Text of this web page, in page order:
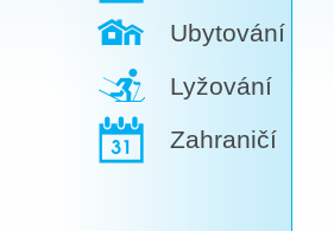
Ubytování
Lyžování
Zahraničí